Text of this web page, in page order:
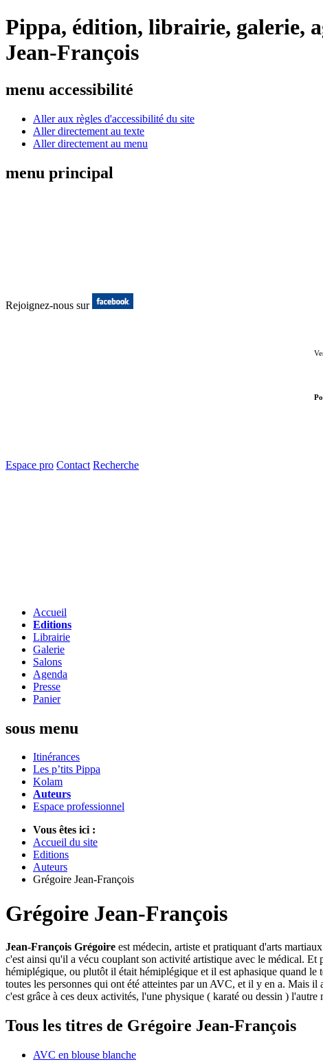
Pippa, édition, librairie, galerie,
Jean-François
menu accessibilité
Aller aux règles d'accessibilité du site
Aller directement au texte
Aller directement au menu
menu principal
Rejoignez-nous sur
Espace pro Contact Recherche
Accueil
Editions
Librairie
Galerie
Salons
Agenda
Presse
Panier
sous menu
Itinérances
Les p’tits Pippa
Kolam
Auteurs
Espace professionnel
Vous êtes ici :
Accueil du site
Editions
Auteurs
Grégoire Jean-François
Grégoire Jean-François
Jean-François Grégoire est médecin, artiste et pratiquant d'arts
c'est ainsi qu'il a vécu couplant son activité artistique avec le médical.
hémiplégique, ou plutôt il était hémiplégique et il est aphasique quand
toutes les personnes qui ont été atteintes par un AVC, et il y en a. Mais
c'est grâce à ces deux activités, l'une physique ( karaté ou dessin ) l'autre
Tous les titres de Grégoire Jean-François
AVC en blouse blanche